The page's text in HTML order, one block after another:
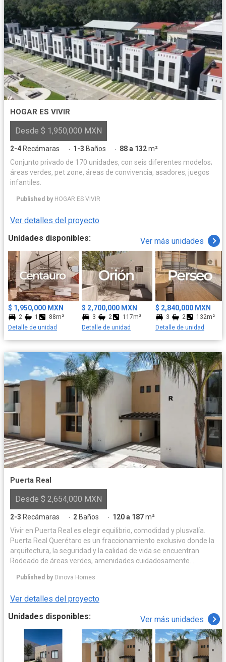
HOGAR ES VIVIR
Desde $ 1,950,000 MXN
2-4 Recámaras · 1-3 Baños · 88 a 132m²
Conjunto privado de 170 unidades, con seis diferentes modelos;
áreas verdes, pet zone, áreas de convivencia, asadores, juegos
infantiles.
Published by HOGAR ES VIVIR
Ver detalles del proyecto
Unidades disponibles:
Ver más unidades
$ 1,950,000 MXN
2 1
88m²
Detalle de unidad
$ 2,700,000 MXN
3 2
117m²
Detalle de unidad
$ 2,840,000 MXN
3 2
132m²
Detalle de unidad
Puerta Real
Desde $ 2,654,000 MXN
2-3 Recámaras · 2 Baños · 120 a 187m²
Vivir en Puerta Real es elegir equilibrio, comodidad y plusvalía.
Puerta Real Querétaro es un fraccionamiento exclusivo donde la
arquitectura, la seguridad y la calidad de vida se encuentran.
Rodeado de áreas verdes, amenidades cuidadosamente
armonioso para disfrutar cada día. Su ubicación privilegiada
Acceso controlado 24/7, mantenimiento permanente y un
ambiente residencial que eleva tu forma de vivir. Puerta Real no
es solo un hogar, es un estándar de vida.
Published by Dinova Homes
Ver detalles del proyecto
Unidades disponibles:
Ver más unidades